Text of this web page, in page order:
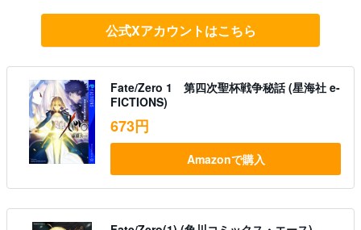
公式Xアカウントはこちら
Fate/Zero 1 第四次聖杯戦争秘話 (星海社 e-
FICTIONS)
673円
Amazonで購入